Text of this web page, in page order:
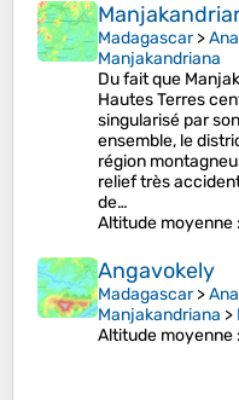
Madagascar>
Manjakandriana
Du fait que
Hautes Terres
singularisé par
ensemble, le
région
relief très
de…
Altitude moyenne
Angavokely
Madagascar>
Manjakandriana >
Altitude moyenne